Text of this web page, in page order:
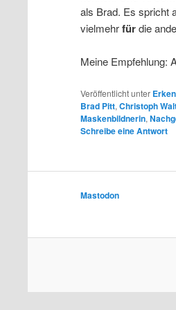
als Brad. Es spricht
vielmehrfürdie
Meine Empfehlung:
Veröffentlicht unter
Brad Pitt, Christoph
Maskenbildnerin,
Schreibe eine Antwort
Mastodon